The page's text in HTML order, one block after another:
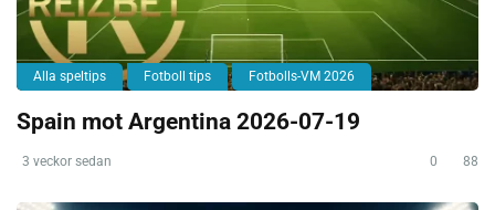
Alla speltips Fotboll tips Fotbolls-VM 2026
Spain mot Argentina 2026-07-19
3 veckor sedan 0 88